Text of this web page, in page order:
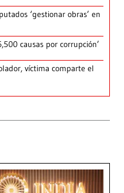
‘gestionar obras’ en
causas por corrupción’
víctima comparte el